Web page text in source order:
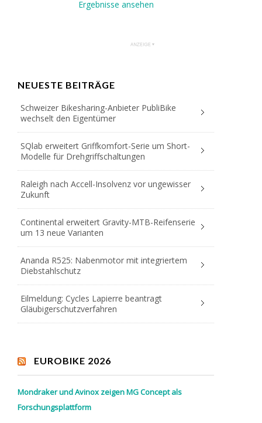
Ergebnisse ansehen
NEUESTE BEITRÄGE
Schweizer Bikesharing-Anbieter PubliBike
wechselt den Eigentümer
SQlab erweitert Griffkomfort-Serie um Short-
Modelle für Drehgriffschaltungen
Raleigh nach Accell-Insolvenz vor ungewisser
Zukunft
Continental erweitert Gravity-MTB-Reifenserie
um 13 neue Varianten
Ananda R525: Nabenmotor mit integriertem
Diebstahlschutz
Eilmeldung: Cycles Lapierre beantragt
Gläubigerschutzverfahren
EUROBIKE 2026
Mondraker und Avinox zeigen MG Concept als
Forschungsplattform